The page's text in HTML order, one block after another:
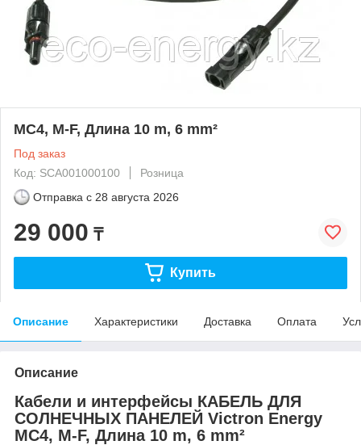
MC4, M-F, Длина 10 m, 6 mm²
Под заказ
Код: SCA001000100
Розница
Отправка с 28 августа 2026
29 000 ₸
Купить
Описание Характеристики Доставка Оплата
Описание
Кабели и интерфейсы КАБЕЛЬ ДЛЯ
СОЛНЕЧНЫХ ПАНЕЛЕЙ Victron Energy
MC4, M-F, Длина 10 m, 6 mm²